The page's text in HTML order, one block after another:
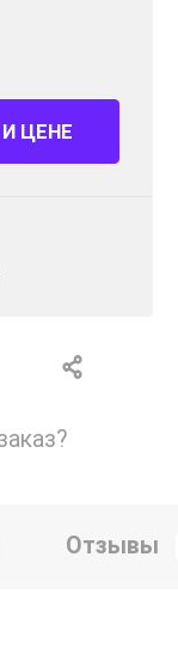
ЦЕНЕ
Отзывы